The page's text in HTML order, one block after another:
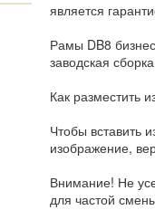
является
Рамы DB8
заводская
Как разместить
Чтобы вставить
изображение,
Внимание! Не
для частой